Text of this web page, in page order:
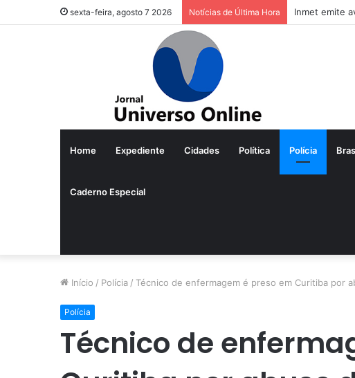
sexta-feira, agosto 7 2026 Notícias de Última Hora Inmet emite
Home Expediente Cidades Política Polícia
Caderno Especial
Início / Polícia / Técnico de enfermagem é preso em Curitiba por
Polícia
Técnico de